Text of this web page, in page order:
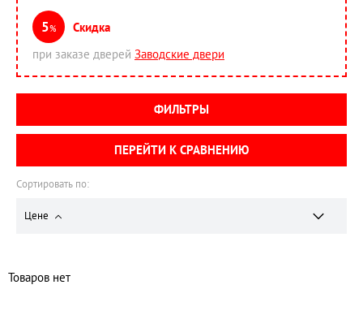
Сортировать по:
Цене
Товаров нет
5%
Скидка
при заказе дверей Заводские двери
ФИЛЬТРЫ
ПЕРЕЙТИ К СРАВНЕНИЮ